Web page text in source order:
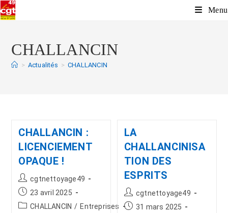
Menu
CHALLANCIN
> Actualités > CHALLANCIN
CHALLANCIN :
LICENCIEMENT
OPAQUE !
cgtnettoyage49
23 avril 2025
CHALLANCIN / Entreprises
LA
CHALLANCINISA
TION DES
ESPRITS
cgtnettoyage49
31 mars 2025